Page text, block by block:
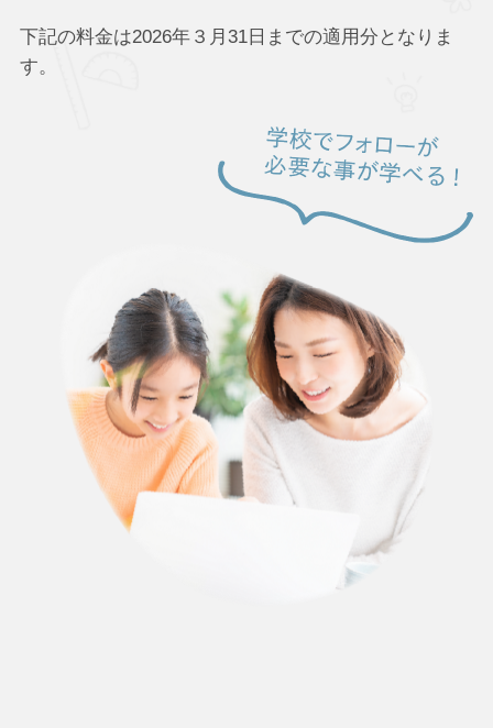
下記の料金は2026年３月31日までの適用分となりま
す。